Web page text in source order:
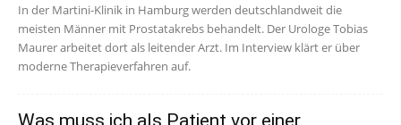
In der Martini-Klinik in Hamburg werden deutschlandweit die
meisten Männer mit Prostatakrebs behandelt. Der Urologe Tobias
Maurer arbeitet dort als leitender Arzt. Im Interview klärt er über
moderne Therapieverfahren auf.
Was muss ich als Patient vor einer